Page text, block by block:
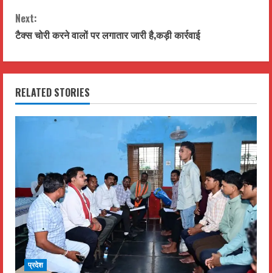
n
t
i
n
u
e
a
d
Next:
टैक्स चोरी करने वालों पर लगातार जारी है,कड़ी कार्रवाई
RELATED STORIES
प्रदेश